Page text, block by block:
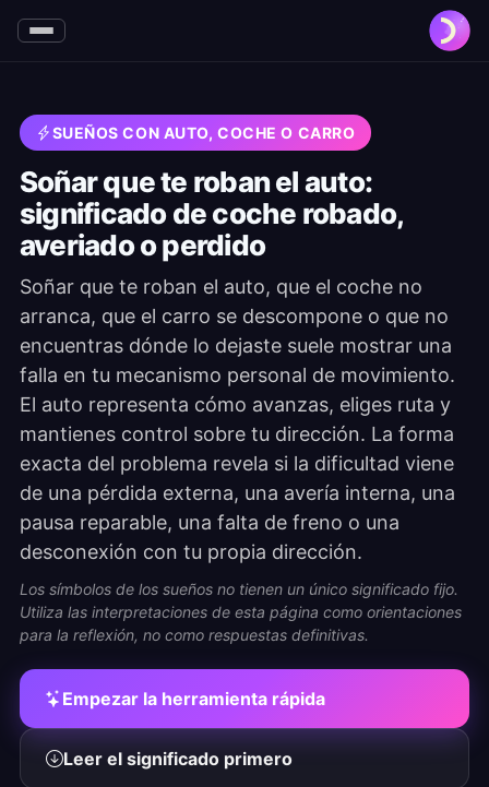
SUEÑOS CON AUTO, COCHE O CARRO
Soñar que te roban el auto:
significado de coche robado,
averiado o perdido
Soñar que te roban el auto, que el coche no
arranca, que el carro se descompone o que no
encuentras dónde lo dejaste suele mostrar una
falla en tu mecanismo personal de movimiento.
El auto representa cómo avanzas, eliges ruta y
mantienes control sobre tu dirección. La forma
exacta del problema revela si la dificultad viene
de una pérdida externa, una avería interna, una
pausa reparable, una falta de freno o una
desconexión con tu propia dirección.
Los símbolos de los sueños no tienen un único significado fijo.
Utiliza las interpretaciones de esta página como orientaciones
para la reflexión, no como respuestas definitivas.
Empezar la herramienta rápida
Leer el significado primero